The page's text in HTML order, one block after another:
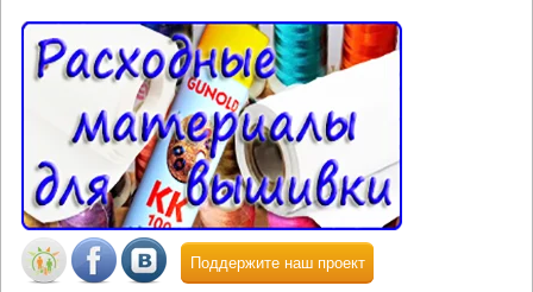
Поддержите наш проект